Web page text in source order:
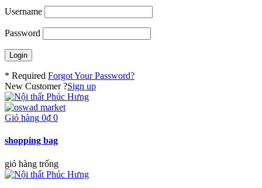
Username
Password
* Required Forgot Your Password?
New Customer ?Sign up
Giỏ hàng 0₫ 0
shopping bag
giỏ hàng trống